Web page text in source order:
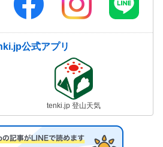
公式アプリ
tenki.jp 登山天気